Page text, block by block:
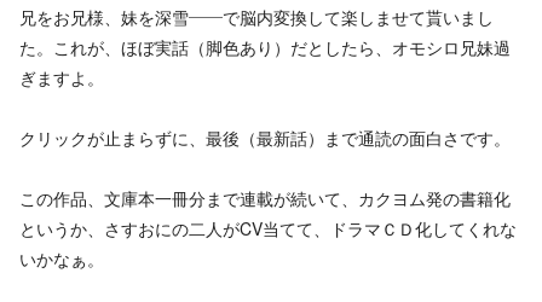
兄をお兄様、妹を深雪――で脳内変換して楽しませて貰いまし
た。これが、ほぼ実話（脚色あり）だとしたら、オモシロ兄妹過
ぎますよ。
クリックが止まらずに、最後（最新話）まで通読の面白さです。
この作品、文庫本一冊分まで連載が続いて、カクヨム発の書籍化
というか、さすおにの二人がCV当てて、ドラマＣＤ化してくれな
いかなぁ。